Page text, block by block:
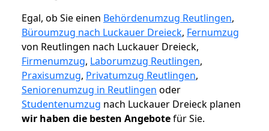
Egal, ob Sie einen Behördenumzug Reutlingen,
Büroumzug nach Luckauer Dreieck, Fernumzug
von Reutlingen nach Luckauer Dreieck,
Firmenumzug, Laborumzug Reutlingen,
Praxisumzug, Privatumzug Reutlingen,
Seniorenumzug in Reutlingen oder
Studentenumzug nach Luckauer Dreieck planen
wir haben die besten Angebotefür Sie.